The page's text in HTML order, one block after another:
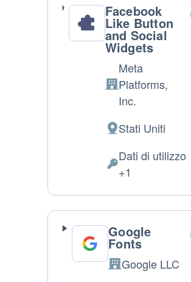
Facebook
Like Button
and Social
Widgets
Azienda:
Meta
Platforms,
Inc.
Luogo
trattamento:
Stati Uniti
Dati
Dati di utilizzo
+1
Google
Fonts
Azienda:
Google LLC